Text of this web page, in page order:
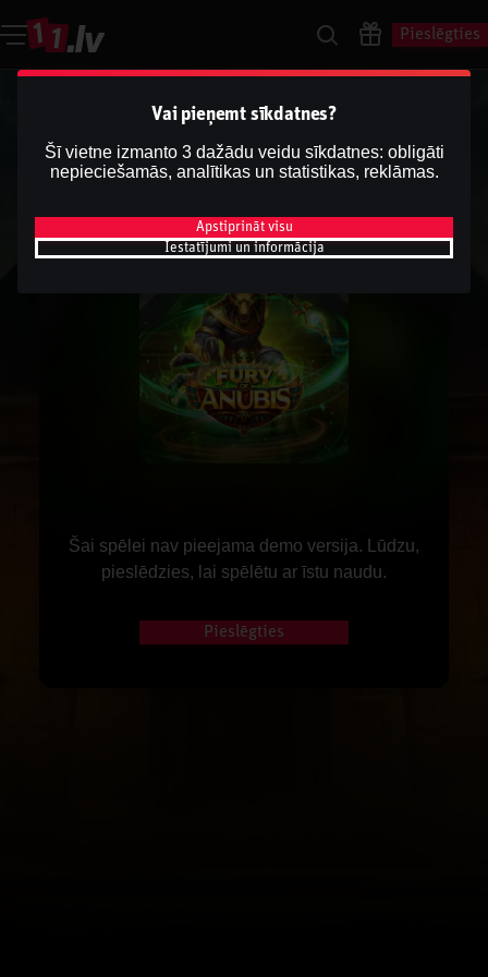
Pieslēgties
Šai spēlei nav pieejama demo versija. Lūdzu,
pieslēdzies, lai spēlētu ar īstu naudu.
Pieslēgties
Vai pieņemt sīkdatnes?
Šī vietne izmanto 3 dažādu veidu sīkdatnes: obligāti
nepieciešamās, analītikas un statistikas, reklāmas.
Apstiprināt visu
Iestatījumi un informācija